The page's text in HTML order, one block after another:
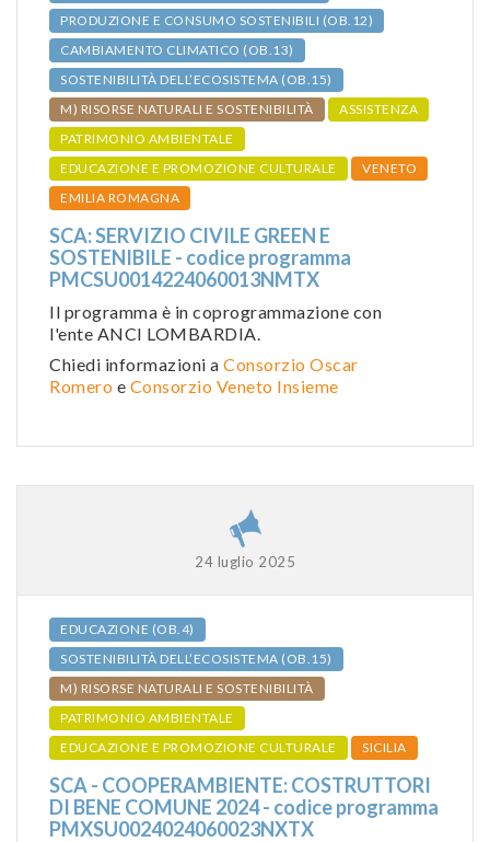
PRODUZIONE E CONSUMO SOSTENIBILI (OB.12)
CAMBIAMENTO CLIMATICO (OB.13)
SOSTENIBILITÀ DELL’ECOSISTEMA (OB.15)
M) RISORSE NATURALI E SOSTENIBILITÀ
ASSISTENZA
PATRIMONIO AMBIENTALE
EDUCAZIONE E PROMOZIONE CULTURALE
VENETO
EMILIA ROMAGNA
SCA: SERVIZIO CIVILE GREEN E
SOSTENIBILE - codice programma
PMCSU0014224060013NMTX
Il programma è in coprogrammazione con
l'ente ANCI LOMBARDIA.
Chiedi informazioni a Consorzio Oscar
Romero e Consorzio Veneto Insieme
24 luglio 2025
EDUCAZIONE (OB.4)
SOSTENIBILITÀ DELL’ECOSISTEMA (OB.15)
M) RISORSE NATURALI E SOSTENIBILITÀ
PATRIMONIO AMBIENTALE
EDUCAZIONE E PROMOZIONE CULTURALE
SICILIA
SCA - COOPERAMBIENTE: COSTRUTTORI
DI BENE COMUNE 2024 - codice programma
PMXSU0024024060023NXTX